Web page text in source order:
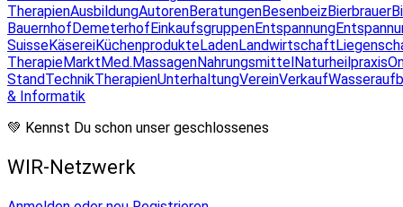
TherapienAusbildungAutorenBeratungenBesenbeizBierbrauer
BauernhofDemeterhofEinkaufsgruppenEntspannung
SuisseKäsereiKüchenprodukteLadenLandwirtschaft
TherapieMarktMed.MassagenNahrungsmittelNaturheilpraxis
StandTechnikTherapienUnterhaltungVereinVerkauf
& Informatik
💚 Kennst Du schon unser geschlossenes
WIR-Netzwerk